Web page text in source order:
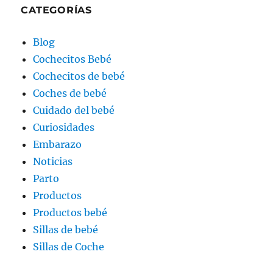
CATEGORÍAS
Blog
Cochecitos Bebé
Cochecitos de bebé
Coches de bebé
Cuidado del bebé
Curiosidades
Embarazo
Noticias
Parto
Productos
Productos bebé
Sillas de bebé
Sillas de Coche